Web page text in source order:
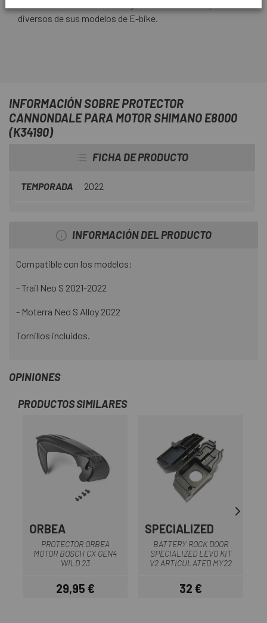
diversos de sus modelos de E-bike.
INFORMACIÓN SOBRE PROTECTOR
CANNONDALE PARA MOTOR SHIMANO E8000
(K34190)
FICHA DE PRODUCTO
TEMPORADA 2022
INFORMACIÓN DEL PRODUCTO
Compatible con los modelos:
- Trail Neo S 2021-2022
- Moterra Neo S Alloy 2022
Tornillos incluidos.
OPINIONES
PRODUCTOS SIMILARES
ORBEA
PROTECTOR ORBEA
MOTOR BOSCH CX GEN4
WILD 23
Precio
29,95 €
SPECIALIZED
BATTERY ROCK DOOR
SPECIALIZED LEVO KIT
V2 ARTICULATED MY22
Precio
32 €